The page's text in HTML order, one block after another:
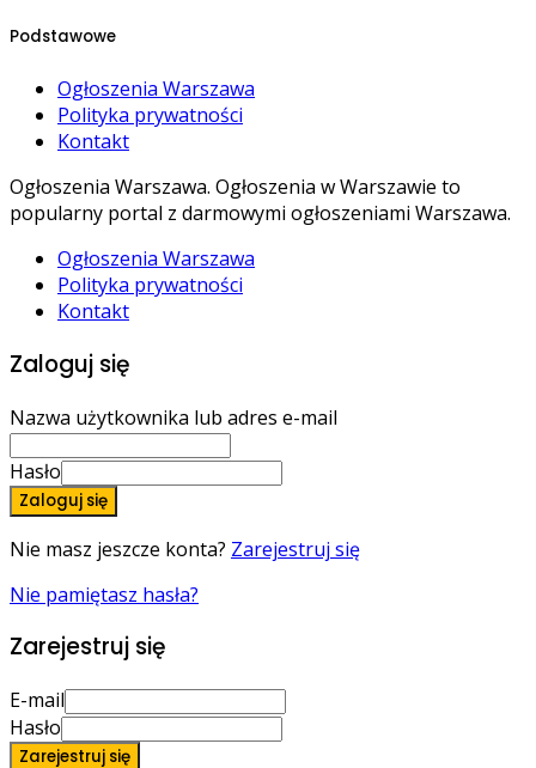
Podstawowe
Ogłoszenia Warszawa
Polityka prywatności
Kontakt
Ogłoszenia Warszawa. Ogłoszenia w Warszawie to
popularny portal z darmowymi ogłoszeniami Warszawa.
Ogłoszenia Warszawa
Polityka prywatności
Kontakt
Zaloguj się
Nazwa użytkownika lub adres e-mail
Hasło
Zaloguj się
Nie masz jeszcze konta? Zarejestruj się
Nie pamiętasz hasła?
Zarejestruj się
E-mail
Hasło
Zarejestruj się